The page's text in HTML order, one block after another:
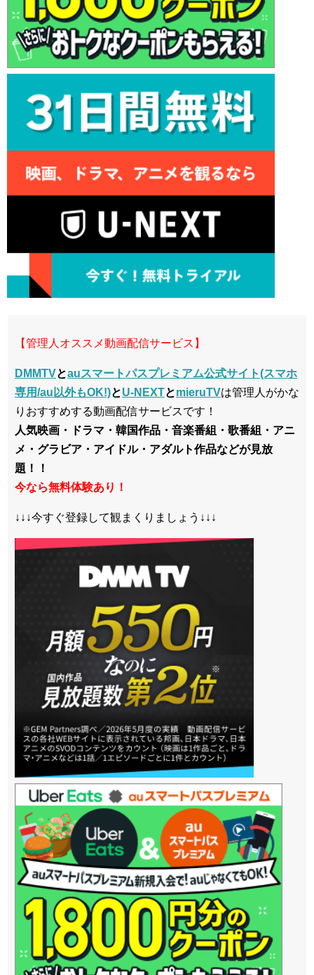
【管理人オススメ動画配信サービス】
DMMTVとauスマートパスプレミアム公式サイト(スマホ
専用/au以外もOK!)とU-NEXTとmieruTVは管理人がかな
りおすすめする動画配信サービスです！
人気映画・ドラマ・韓国作品・音楽番組・歌番組・アニ
メ・グラビア・アイドル・アダルト作品などが見放
題！！
今なら無料体験あり！
↓↓↓今すぐ登録して観まくりましょう↓↓↓